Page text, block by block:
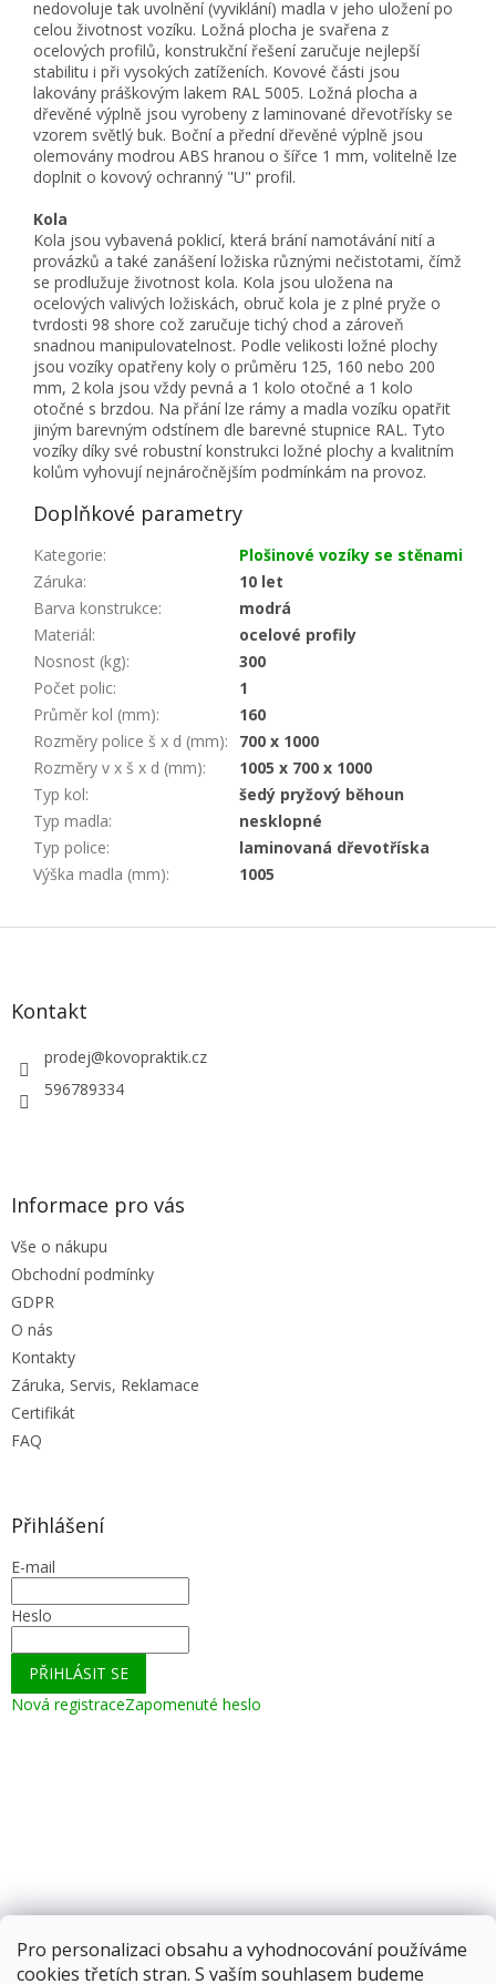
Pro personalizaci obsahu a vyhodnocování používáme
cookies třetích stran. S vaším souhlasem budeme
nedovoluje tak uvolnění (vyviklání) madla v jeho uložení po
celou životnost vozíku. Ložná plocha je svařena z
ocelových profilů, konstrukční řešení zaručuje nejlepší
stabilitu i při vysokých zatíženích. Kovové části jsou
lakovány práškovým lakem RAL 5005. Ložná plocha a
dřevěné výplně jsou vyrobeny z laminované dřevotřísky se
vzorem světlý buk. Boční a přední dřevěné výplně jsou
olemovány modrou ABS hranou o šířce 1 mm, volitelně lze
doplnit o kovový ochranný "U" profil.
Kola
Kola jsou vybavená poklicí, která brání namotávání nití a
provázků a také zanášení ložiska různými nečistotami, čímž
se prodlužuje životnost kola. Kola jsou uložena na
ocelových valivých ložiskách, obruč kola je z plné pryže o
tvrdosti 98 shore což zaručuje tichý chod a zároveň
snadnou manipulovatelnost. Podle velikosti ložné plochy
jsou vozíky opatřeny koly o průměru 125, 160 nebo 200
mm, 2 kola jsou vždy pevná a 1 kolo otočné a 1 kolo
otočné s brzdou. Na přání lze rámy a madla vozíku opatřit
jiným barevným odstínem dle barevné stupnice RAL. Tyto
vozíky díky své robustní konstrukci ložné plochy a kvalitním
kolům vyhovují nejnáročnějším podmínkám na provoz.
Doplňkové parametry
Kategorie:
Plošinové vozíky se stěnami
Záruka:
10 let
Barva konstrukce:
modrá
Materiál:
ocelové profily
Nosnost (kg):
300
Počet polic:
1
Průměr kol (mm):
160
Rozměry police š x d (mm):
700 x 1000
Rozměry v x š x d (mm):
1005 x 700 x 1000
Typ kol:
šedý pryžový běhoun
Typ madla:
nesklopné
Typ police:
laminovaná dřevotříska
Výška madla (mm): 1005
Z
Kontakt
prodej@kovopraktik.cz
596789334
Informace pro vás
Vše o nákupu
Obchodní podmínky
GDPR
O nás
Kontakty
Záruka, Servis, Reklamace
Certifikát
FAQ
Přihlášení
E-mail
Heslo
PŘIHLÁSIT SE
Nová registraceZapomenuté heslo